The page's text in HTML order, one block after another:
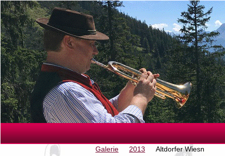
Galerie 2013 Altdorfer Wiesn